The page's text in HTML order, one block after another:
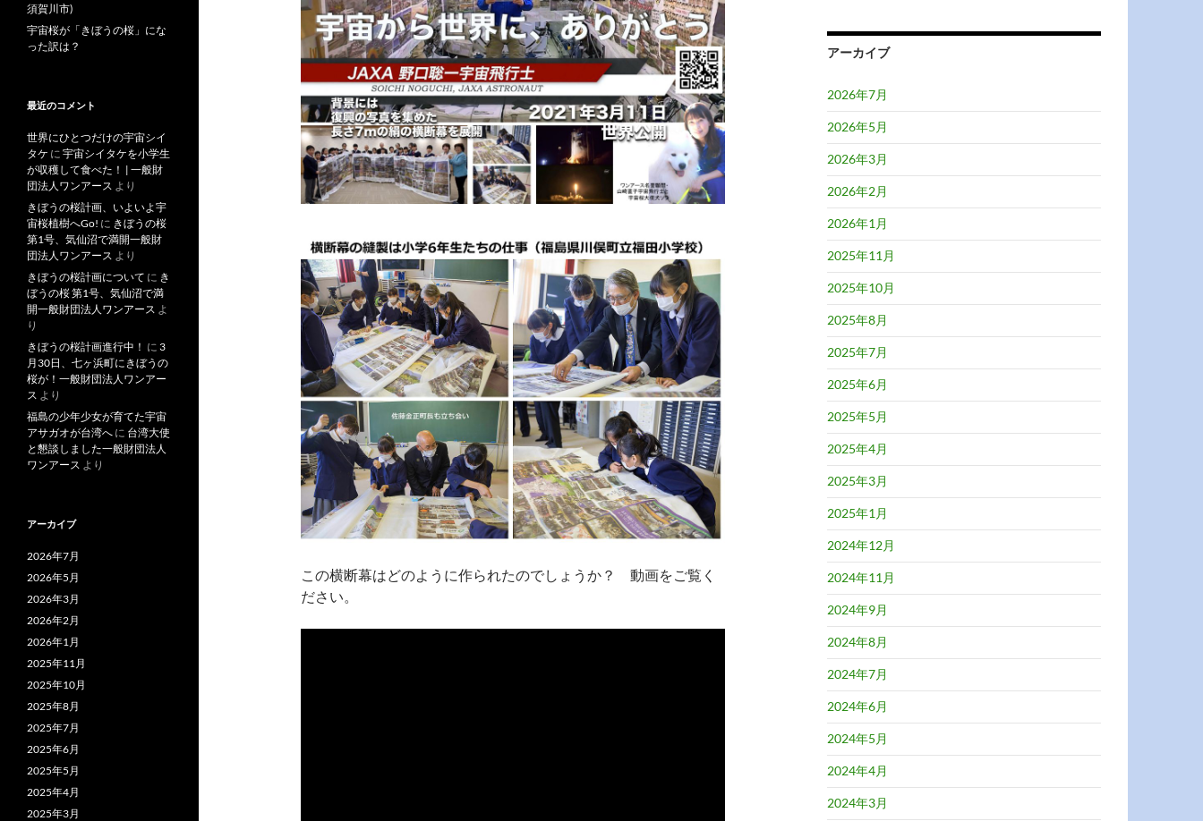
この横断幕はどのように作られたのでしょうか？ 動画をご覧く
ださい。
アーカイブ
2026年7月
2026年5月
2026年3月
2026年2月
2026年1月
2025年11月
2025年10月
2025年8月
2025年7月
2025年6月
2025年5月
2025年4月
2025年3月
2025年1月
2024年12月
2024年11月
2024年9月
2024年8月
2024年7月
2024年6月
2024年5月
2024年4月
2024年3月
須賀川市)
宇宙桜が「きぼうの桜」にな
った訳は？
最近のコメント
世界にひとつだけの宇宙シイ
タケ に 宇宙シイタケを小学生
が収穫して食べた！ | 一般財
団法人ワンアース より
きぼうの桜計画、いよいよ宇
宙桜植樹へGo! に きぼうの桜
第1号、気仙沼で満開一般財
団法人ワンアース より
きぼうの桜計画について に き
ぼうの桜 第1号、気仙沼で満
開一般財団法人ワンアース よ
り
きぼうの桜計画進行中！ に 3
月30日、七ヶ浜町にきぼうの
桜が！一般財団法人ワンアー
ス より
福島の少年少女が育てた宇宙
アサガオが台湾へ に 台湾大使
と懇談しました一般財団法人
ワンアース より
アーカイブ
2026年7月
2026年5月
2026年3月
2026年2月
2026年1月
2025年11月
2025年10月
2025年8月
2025年7月
2025年6月
2025年5月
2025年4月
2025年3月